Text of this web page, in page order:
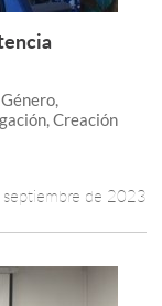
más +
Creación
de 2023